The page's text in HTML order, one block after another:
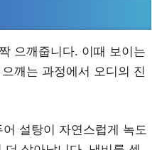
으깨줍니다. 이때 보이는
깨는 과정에서 오디의 진
설탕이 자연스럽게 녹도